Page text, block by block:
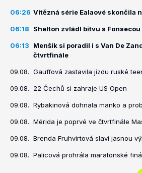
06:26 Vítězná série Ealaové skončila
06:18 Shelton zvládl bitvu s Fonsecou
06:13
Menšík si poradil i s Van De
čtvrtfinále
09.08. Gauffová zastavila jízdu ruské
09.08. 22 Čechů si zahraje US Open
09.08. Rybakinová dohnala manko a
09.08. Mérida je poprvé ve čtvrtfinále
09.08. Brenda Fruhvirtová slaví jasnou
09.08. Palicová prohrála maratonské